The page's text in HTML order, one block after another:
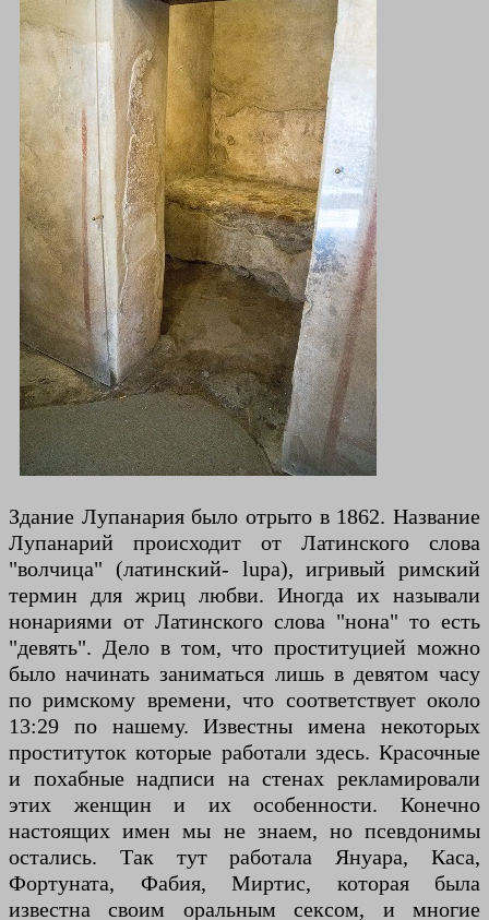
Здание Лупанария было отрыто в 1862. Название
Лупанарий происходит от Латинского слова
"волчица" (латинский- lupa), игривый римский
термин для жриц любви. Иногда их называли
нонариями от Латинского слова "нона" то есть
"девять". Дело в том, что проституцией можно
было начинать заниматься лишь в девятом часу
по римскому времени, что соответствует около
13:29 по нашему. Известны имена некоторых
проституток которые работали здесь. Красочные
и похабные надписи на стенах рекламировали
этих женщин и их особенности. Конечно
настоящих имен мы не знаем, но псевдонимы
остались. Так тут работала Януара, Каса,
Фортуната, Фабия, Миртис, которая была
известна своим оральным сексом, и многие